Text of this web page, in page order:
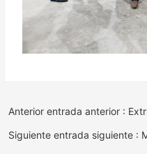
Anterior entrada anterior :